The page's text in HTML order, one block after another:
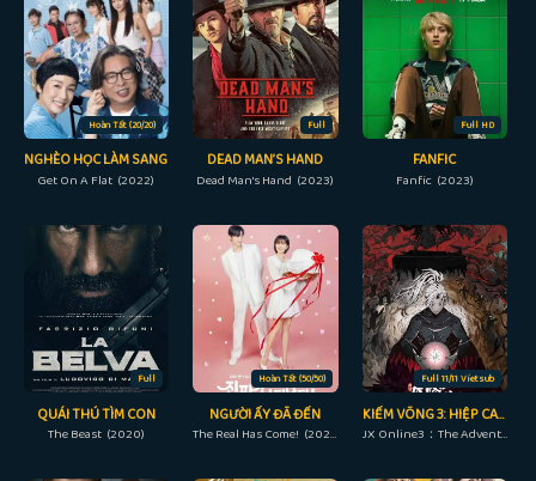
Hoàn Tất (20/20)
NGHÈO HỌC LÀM SANG
Get On A Flat (2022)
Full
DEAD MAN’S HAND
Dead Man's Hand (2023)
Full HD
FANFIC
Fanfic (2023)
Full
QUÁI THÚ TÌM CON
The Beast (2020)
Hoàn Tất (50/50)
NGƯỜI ẤY ĐÃ ĐẾN
The Real Has Come! (2023)
Full 11/11 Vietsub
KIẾM VÕNG 3: HIỆP CAN NGHĨA ĐẢM THẨM KIẾM TÂM
JX Online3：The Adventure of Shen Jianxin 3rd Season (2022)